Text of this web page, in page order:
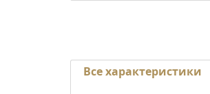
Все характеристики